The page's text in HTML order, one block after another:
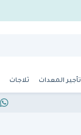
تأجير المعدات ثلاجات